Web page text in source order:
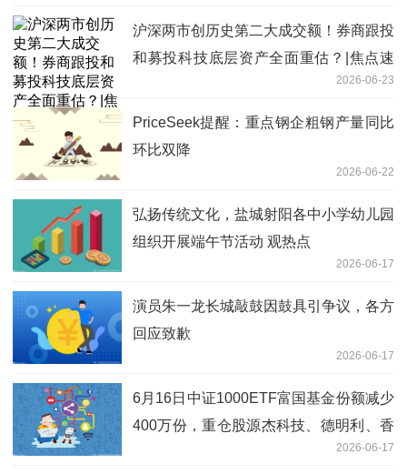
沪深两市创历史第二大成交额！券商跟投
和募投科技底层资产全面重估？|焦点速
2026-06-23
PriceSeek提醒：重点钢企粗钢产量同比
环比双降
2026-06-22
弘扬传统文化，盐城射阳各中小学幼儿园
组织开展端午节活动 观热点
2026-06-17
演员朱一龙长城敲鼓因鼓具引争议，各方
回应致歉
2026-06-17
6月16日中证1000ETF富国基金份额减少
400万份，重仓股源杰科技、德明利、香
2026-06-17